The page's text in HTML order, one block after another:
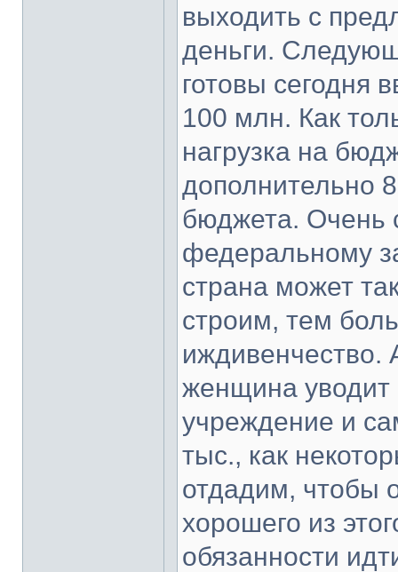
выходить с
деньги.
готовы сегодня
100 млн. Как
нагрузка на
дополнительно
бюджета. Очень
федеральному
страна может
строим, тем
иждивенчество.
женщина уводит
учреждение и
тыс., как
отдадим, чтобы
хорошего из
обязанности